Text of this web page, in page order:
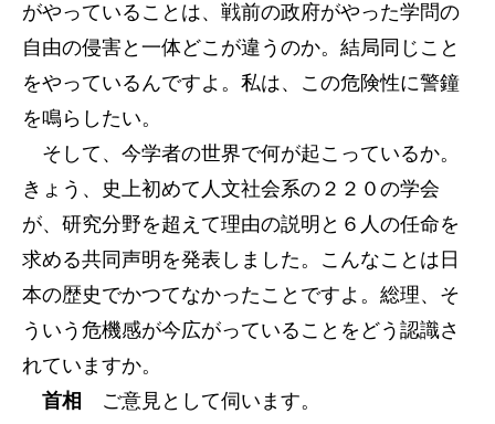
がやっていることは、戦前の政府がやった学問の
自由の侵害と一体どこが違うのか。結局同じこと
をやっているんですよ。私は、この危険性に警鐘
を鳴らしたい。
そして、今学者の世界で何が起こっているか。
きょう、史上初めて人文社会系の２２０の学会
が、研究分野を超えて理由の説明と６人の任命を
求める共同声明を発表しました。こんなことは日
本の歴史でかつてなかったことですよ。総理、そ
ういう危機感が今広がっていることをどう認識さ
れていますか。
首相
ご意見として伺います。